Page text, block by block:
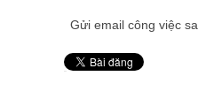
Gửi email công việc